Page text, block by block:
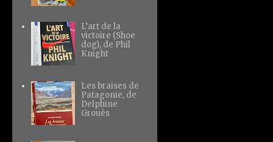
L’art de la
victoire (Shoe
dog), de Phil
Knight
Les braises de
Patagonie, de
Delphine
Grouès